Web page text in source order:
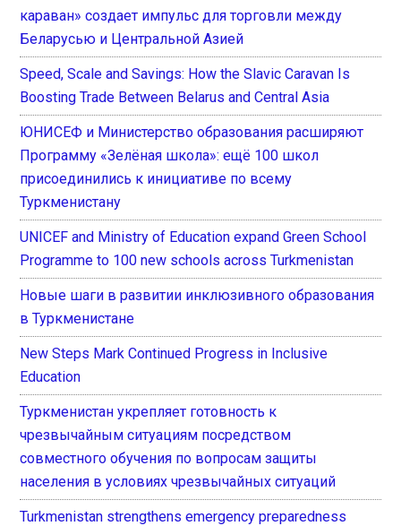
караван» создает импульс для торговли между
Беларусью и Центральной Азией
Speed, Scale and Savings: How the Slavic Caravan Is
Boosting Trade Between Belarus and Central Asia
ЮНИСЕФ и Министерство образования расширяют
Программу «Зелёная школа»: ещё 100 школ
присоединились к инициативе по всему
Туркменистану
UNICEF and Ministry of Education expand Green School
Programme to 100 new schools across Turkmenistan
Новые шаги в развитии инклюзивного образования
в Туркменистане
New Steps Mark Continued Progress in Inclusive
Education
Туркменистан укрепляет готовность к
чрезвычайным ситуациям посредством
совместного обучения по вопросам защиты
населения в условиях чрезвычайных ситуаций
Turkmenistan strengthens emergency preparedness